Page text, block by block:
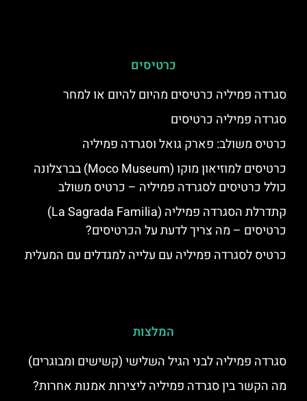
כרטיסים
סגרדה פמיליה כרטיסים מהיום להיום או למחר
סגרדה פמיליה כרטיסים
כרטיס משולב: פארק גואל וסגרדה פמיליה
כרטיסים למוזיאון מוקו (Moco Museum) בברצלונה
כולל כרטיסים לסגרדה פמיליה – כרטיס משולב
קתדרלת הסגרדה פמיליה (La Sagrada Familia)
כרטיסים – מה צריך לדעת על הכרטיסים?
כרטיס לסגרדה פמיליה עם עלייה למגדלים עם המעלית
המלצות
סגרדה פמיליה לבני הגיל השלישי (קשישים ומבוגרים)
מה הקשר בין סגרדה פמיליה ליצירות אמנות אחרות?